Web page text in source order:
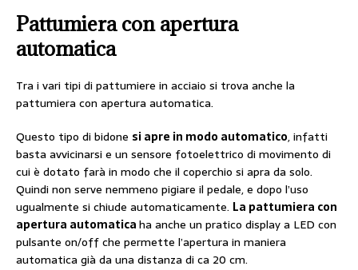
Pattumiera con apertura
automatica
Tra i vari tipi di pattumiere in acciaio si trova anche la
pattumiera con apertura automatica.
Questo tipo di bidone si apre in modo automatico, infatti
basta avvicinarsi e un sensore fotoelettrico di movimento di
cui è dotato farà in modo che il coperchio si apra da solo.
Quindi non serve nemmeno pigiare il pedale, e dopo l’uso
ugualmente si chiude automaticamente. La pattumiera con
apertura automaticaha anche un pratico display a LED con
pulsante on/off che permette l’apertura in maniera
automatica già da una distanza di ca 20 cm.